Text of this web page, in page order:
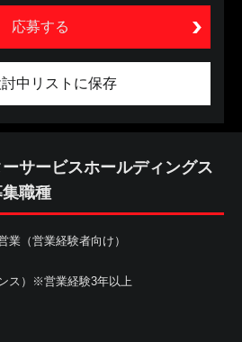
応募する
中リストに保存
サービスホールディングス
職種
業（営業経験者向け）
ス）※営業経験3年以上